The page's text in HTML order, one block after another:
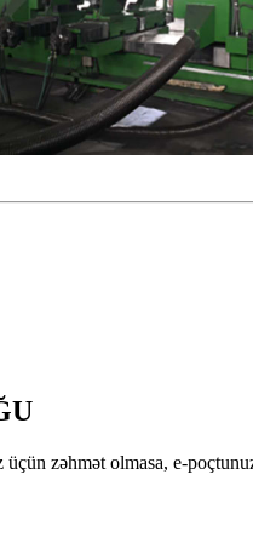
üçün zəhmət olmasa, e-